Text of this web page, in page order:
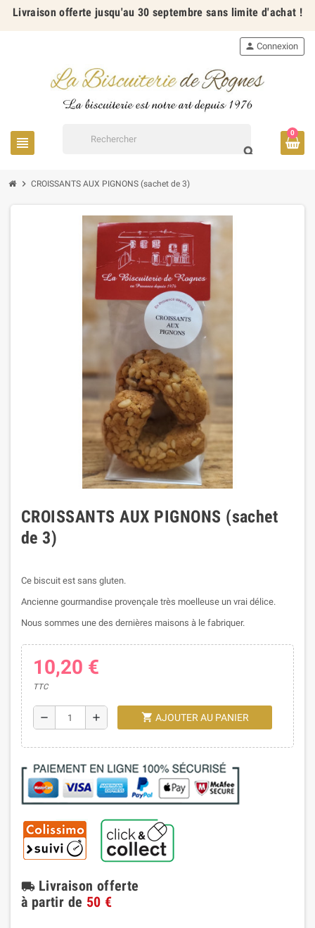
Livraison offerte jusqu'au 30 septembre sans limite d'achat !
view_headline
search
person Connexion
0
chevron_right CROISSANTS AUX PIGNONS (sachet de 3)
CROISSANTS AUX PIGNONS (sachet
de 3)
Ce biscuit est sans gluten.
Ancienne gourmandise provençale très moelleuse un vrai délice.
Nous sommes une des dernières maisons à le fabriquer.
10,20 €
TTC
remove add shopping_cart AJOUTER AU PANIER
local_shippingLivraison offerte
à partir de 50 €